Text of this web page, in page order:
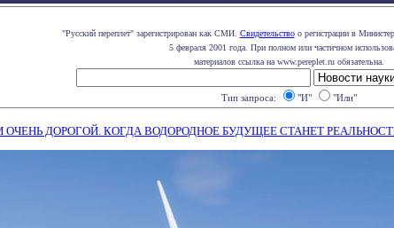
"Русский переплет" зарегистрирован как СМИ. Свидетельствоо регистрации в
5 февраля 2001 года. При полном или частичном
материалов ссылка на www.pereplet.ru обязательна.
Тип запроса: "И" "Или"
ДОРОГОЙ. КОГДА ВОДОРОДНОЕ БУДУЩЕЕ СТАНЕТ